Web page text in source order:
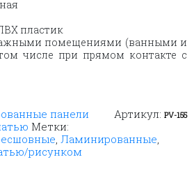
пластик
помещениями (ванными и
числе при прямом контакте с
Артикул: PV-155
панели
Метки:
Ламинированные
рисунком